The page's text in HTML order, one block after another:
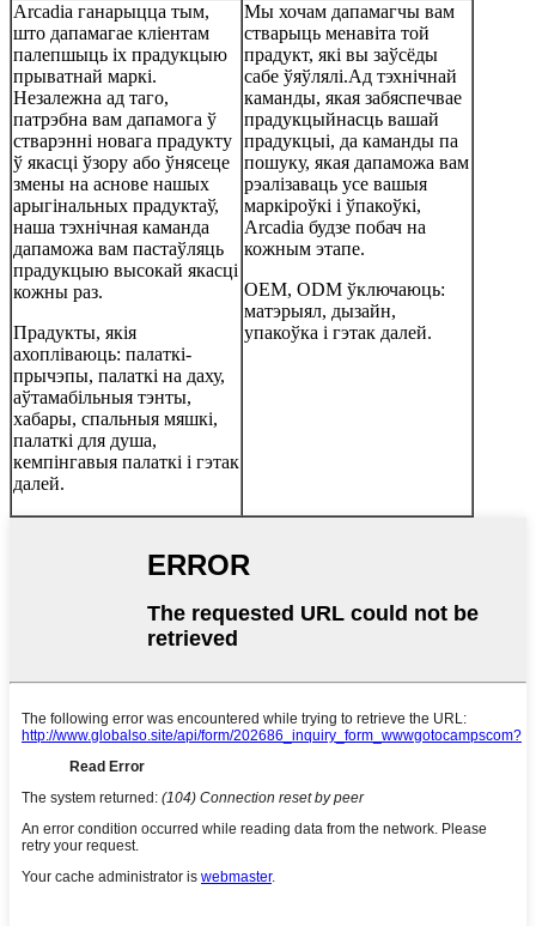
Arcadia ганарыцца тым,
што дапамагае кліентам
палепшыць іх прадукцыю
прыватнай маркі.
Незалежна ад таго,
патрэбна вам дапамога ў
стварэнні новага прадукту
ў якасці ўзору або ўнясеце
змены на аснове нашых
арыгінальных прадуктаў,
наша тэхнічная каманда
дапаможа вам пастаўляць
прадукцыю высокай якасці
кожны раз.
Прадукты, якія
ахопліваюць: палаткі-
прычэпы, палаткі на даху,
аўтамабільныя тэнты,
хабары, спальныя мяшкі,
палаткі для душа,
кемпінгавыя палаткі і гэтак
далей.
Мы хочам дапамагчы вам
стварыць менавіта той
прадукт, які вы заўсёды
сабе ўяўлялі.Ад тэхнічнай
каманды, якая забяспечвае
прадукцыйнасць вашай
прадукцыі, да каманды па
пошуку, якая дапаможа вам
рэалізаваць усе вашыя
маркіроўкі і ўпакоўкі,
Arcadia будзе побач на
кожным этапе.
OEM, ODM ўключаюць:
матэрыял, дызайн,
упакоўка і гэтак далей.